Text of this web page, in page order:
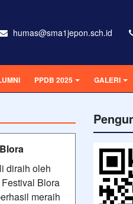
humas@sma1jepon.sch.id
PPDB 2025 GALERI
diraih oleh
Blora
meraih